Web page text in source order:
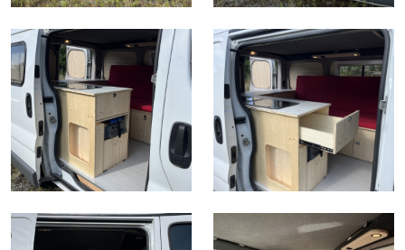
Ford Transit Custom - Baie
Jumpy - Expert - ProAce - Baie
VW T5/T6 - Baie
Trafic 3 - Baie
Renault Master - Baie